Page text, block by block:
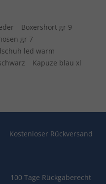
Boxershort gr 9
gr 7
led warm
Kapuze blau xl
Kostenloser Rückversand
100 Tage Rückgaberecht